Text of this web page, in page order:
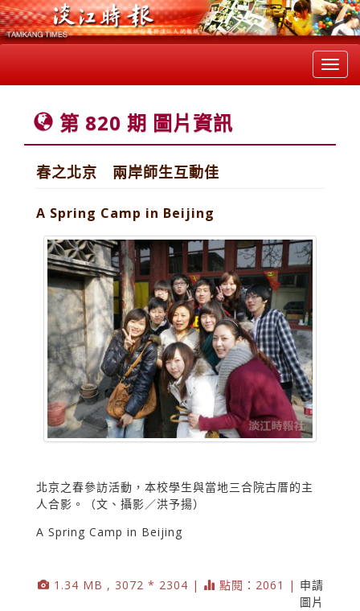
第 820 期 圖片資訊
春之北京 兩岸師生互動佳
A Spring Camp in Beijing
北京之春參訪活動，本校學生與當地三合院古厝的主
人合影。（文、攝影／洪予揚）
A Spring Camp in Beijing
1.34 MB , 3072 * 2304 | 點閱：2061 | 申請
圖片